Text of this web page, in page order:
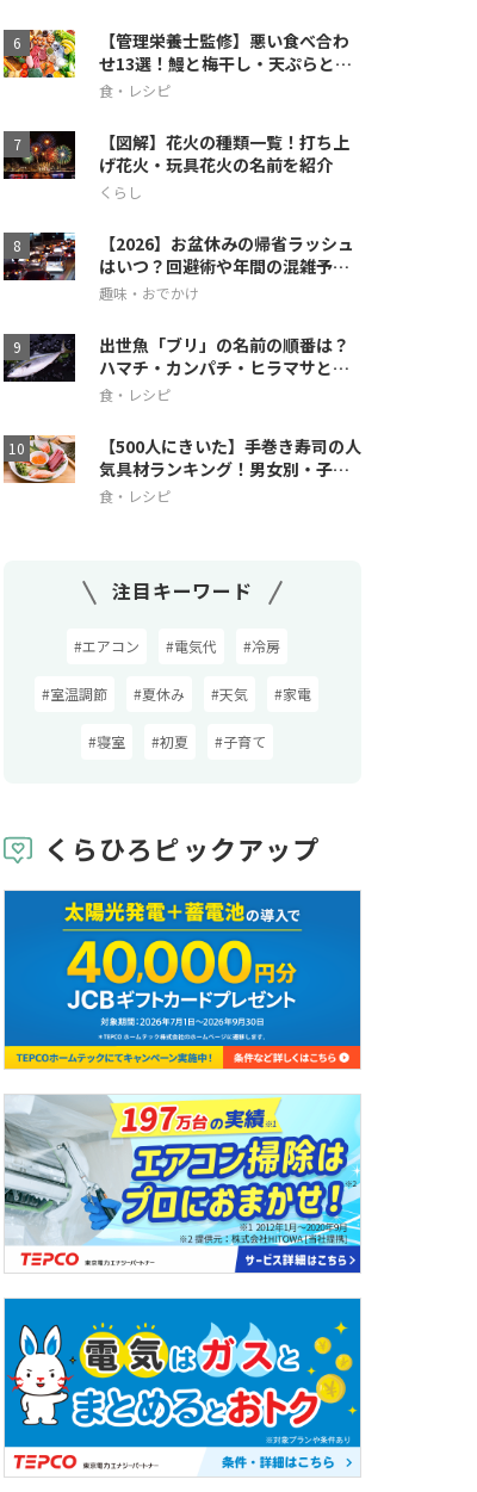
【管理栄養士監修】悪い食べ合わ
せ13選！鰻と梅干し・天ぷらとス
イカの相性も
食・レシピ
【図解】花火の種類一覧！打ち上
げ花火・玩具花火の名前を紹介
くらし
【2026】お盆休みの帰省ラッシュ
はいつ？回避術や年間の混雑予想
も
趣味・おでかけ
出世魚「ブリ」の名前の順番は？
ハマチ・カンパチ・ヒラマサとの
違いも解説
食・レシピ
【500人にきいた】手巻き寿司の人
気具材ランキング！男女別・子ど
も人気も
食・レシピ
注目キーワード
#エアコン #電気代 #冷房
#室温調節 #夏休み #天気 #家電
#寝室 #初夏 #子育て
くらひろピックアップ